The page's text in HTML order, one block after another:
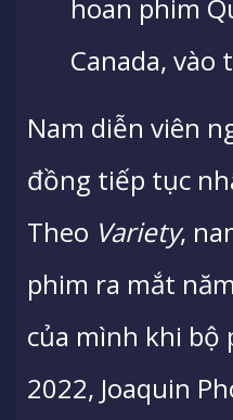
hoan phim
Canada,
Nam diễn viên
đồng tiếp tục
Theo Variety,
phim ra mắt
của mình khi bộ
2022, Joaquin